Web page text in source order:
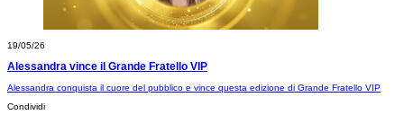
19/05/26
Alessandra vince il Grande Fratello VIP
Alessandra conquista il cuore del pubblico e vince questa edizione di Grande Fratello VIP
Condividi